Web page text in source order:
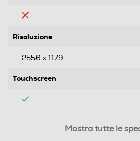
Risoluzione
2556 x 1179
Touchscreen
Mostra tutte le